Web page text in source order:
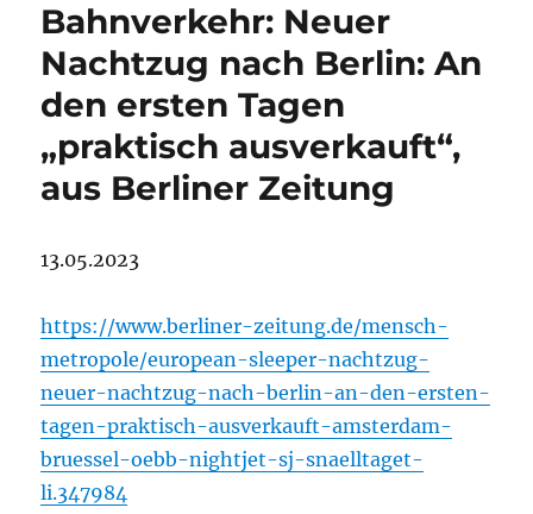
Bahnverkehr: Neuer
Nachtzug nach Berlin: An
den ersten Tagen
„praktisch ausverkauft“,
aus Berliner Zeitung
13.05.2023
https://www.berliner-zeitung.de/mensch-
metropole/european-sleeper-nachtzug-
neuer-nachtzug-nach-berlin-an-den-ersten-
tagen-praktisch-ausverkauft-amsterdam-
bruessel-oebb-nightjet-sj-snaelltaget-
li.347984